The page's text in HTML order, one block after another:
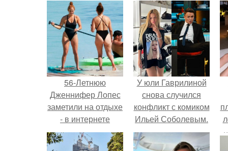
56-Летнюю
Дженнифер Лопес
заметили на отдыхе
- в интернете
считают, что её
фигура просто
У юли Гаврилиной
снова случился
конфликт с комиком
Ильей Соболевым.